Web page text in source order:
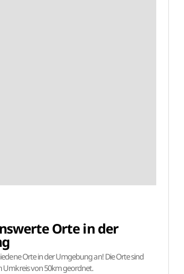
Orte in der
Orte in der Umgebung an! Die Orte sind
Umkreis von 50km geordnet.